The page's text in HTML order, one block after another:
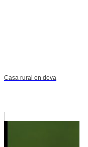
Casa rural en deva